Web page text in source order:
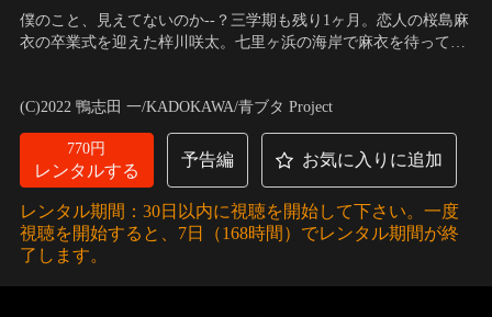
僕のこと、見えてないのか--？三学期も残り1ヶ月。恋人の桜島麻
衣の卒業式を迎えた梓川咲太。七里ヶ浜の海岸で麻衣を待ってい
(C)2022 鴨志田 一/KADOKAWA/青ブタ Project
770円
レンタルする
予告編 お気に入りに追加
レンタル期間：30日以内に視聴を開始して下さい。一度
視聴を開始すると、7日（168時間）でレンタル期間が終
了します。